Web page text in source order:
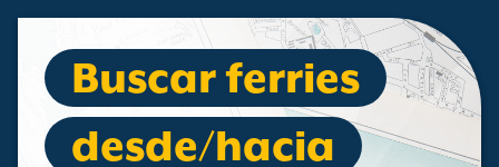
Buscar ferries
desde/hacia